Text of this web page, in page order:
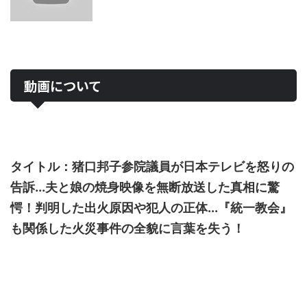
動画について
タイトル：猪口邦子参院議員が日本テレビを怒りの
告訴...夫と娘の焼身映像を無断放送した真相に驚
愕！判明した出火原因や犯人の正体...『統一教会』
も関係した火災事件の全貌に言葉を失う！